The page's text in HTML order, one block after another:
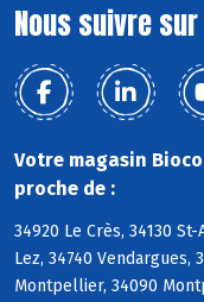
Nous suivre sur
Votre magasin
proche de :
34920 Le Crès, 34130
Lez, 34740 Vendargues,
Montpellier, 34090